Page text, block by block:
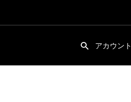
アカウント